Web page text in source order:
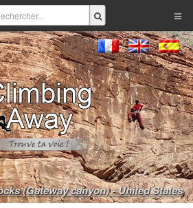
(Gateway canyon) - United States